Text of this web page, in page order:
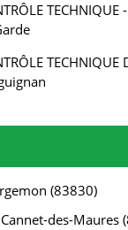
TECHNIQUE -
TECHNIQUE
(83830)
des-Maures